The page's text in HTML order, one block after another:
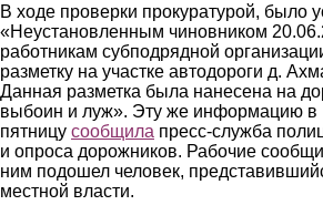
В ходе проверки прокуратурой, было
«Неустановленным чиновником
работникам субподрядной
разметку на участке автодороги д.
Данная разметка была нанесена на
выбоин и луж». Эту же информацию в
пятницу сообщила пресс-служба
и опроса дорожников. Рабочие
ним подошел человек,
местной власти.